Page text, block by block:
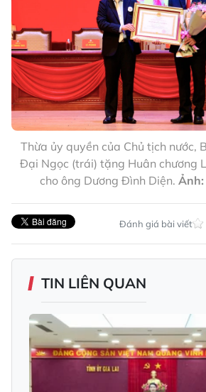
Thừa ủy quyền của Chủ tịch nước,
Đại Ngọc (trái) tặng Huân chương
cho ông Dương Đình Diện.
Đánh giá bài viết
TIN LIÊN QUAN